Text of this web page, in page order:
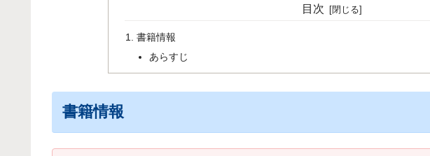
目次
書籍情報
あらすじ
書籍情報